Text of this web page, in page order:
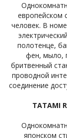
европейском
человек. В
полотенце,
фен, мыло,
бритвенный
проводной
соединение
TATAMI
японском